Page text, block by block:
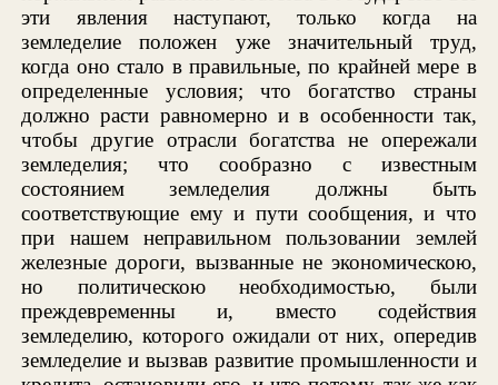
эти явления наступают, только когда на
земледелие положен уже значительный труд,
когда оно стало в правильные, по крайней мере в
определенные условия; что богатство страны
должно расти равномерно и в особенности так,
чтобы другие отрасли богатства не опережали
земледелия; что сообразно с известным
состоянием земледелия должны быть
соответствующие ему и пути сообщения, и что
при нашем неправильном пользовании землей
железные дороги, вызванные не экономическою,
но политическою необходимостью, были
преждевременны и, вместо содействия
земледелию, которого ожидали от них, опередив
земледелие и вызвав развитие промышленности и